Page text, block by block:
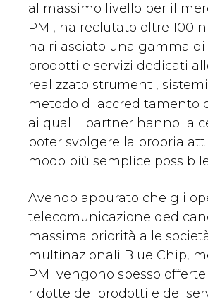
al massimo livello per il
PMI, ha reclutato oltre 100
ha rilasciato una gamma di
prodotti e servizi dedicati
realizzato strumenti,
metodo di accreditamento
ai quali i partner hanno la
poter svolgere la propria
modo più semplice
Avendo appurato che gli
telecomunicazione
massima priorità alle
multinazionali Blue Chip,
PMI vengono spesso
ridotte dei prodotti e dei